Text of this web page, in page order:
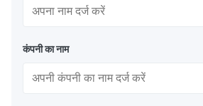
कंपनी का नाम